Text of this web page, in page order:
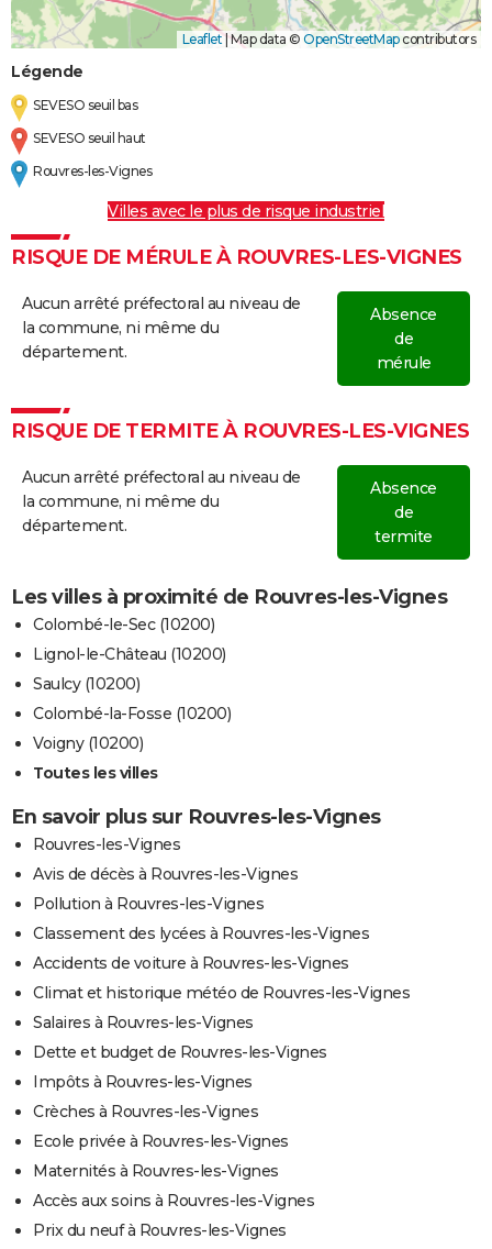
Leaflet|Map data © OpenStreetMapcontributors
Légende
SEVESO seuil bas
SEVESO seuil haut
Rouvres-les-Vignes
Villes avec le plus de risque industriel
RISQUE DE MÉRULE À ROUVRES-LES-VIGNES
Aucun arrêté préfectoral au niveau de
la commune, ni même du
département.
Absence
de
mérule
RISQUE DE TERMITE À ROUVRES-LES-VIGNES
Aucun arrêté préfectoral au niveau de
la commune, ni même du
département.
Absence
de
termite
Les villes à proximité de Rouvres-les-Vignes
Colombé-le-Sec (10200)
Lignol-le-Château (10200)
Saulcy (10200)
Colombé-la-Fosse (10200)
Voigny (10200)
Toutes les villes
En savoir plus sur Rouvres-les-Vignes
Rouvres-les-Vignes
Avis de décès à Rouvres-les-Vignes
Pollution à Rouvres-les-Vignes
Classement des lycées à Rouvres-les-Vignes
Accidents de voiture à Rouvres-les-Vignes
Climat et historique météo de Rouvres-les-Vignes
Salaires à Rouvres-les-Vignes
Dette et budget de Rouvres-les-Vignes
Impôts à Rouvres-les-Vignes
Crèches à Rouvres-les-Vignes
Ecole privée à Rouvres-les-Vignes
Maternités à Rouvres-les-Vignes
Accès aux soins à Rouvres-les-Vignes
Prix du neuf à Rouvres-les-Vignes